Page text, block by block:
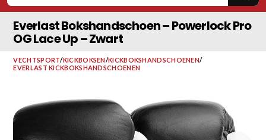
Everlast Bokshandschoen – Powerlock Pro
OG Lace Up – Zwart
VECHTSPORT/KICKBOKSEN/KICKBOKSHANDSCHOENEN/
EVERLAST KICKBOKSHANDSCHOENEN